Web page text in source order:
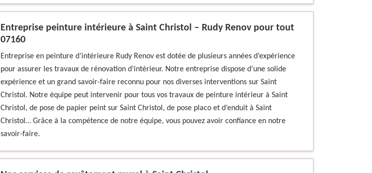
Entreprise peinture intérieure à Saint Christol – Rudy Renov pour tout
07160
Entreprise en peinture d’intérieure Rudy Renov est dotée de plusieurs années d’expérience
pour assurer les travaux de rénovation d’intérieur. Notre entreprise dispose d’une solide
expérience et un grand savoir-faire reconnu pour nos diverses interventions sur Saint
Christol. Notre équipe peut intervenir pour tous vos travaux de peinture intérieur à Saint
Christol, de pose de papier peint sur Saint Christol, de pose placo et d’enduit à Saint
Christol… Grâce à la compétence de notre équipe, vous pouvez avoir confiance en notre
savoir-faire.